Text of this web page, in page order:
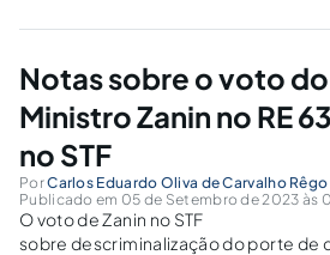
geração de empregos e criação de
Notas sobre o voto do
Ministro Zanin no RE
no STF
PorCarlos Eduardo Oliva de Carvalho Rêgo
Publicado em 05 de Setembro de 2023 às
O voto de Zanin no STF
sobre descriminalização do porte de